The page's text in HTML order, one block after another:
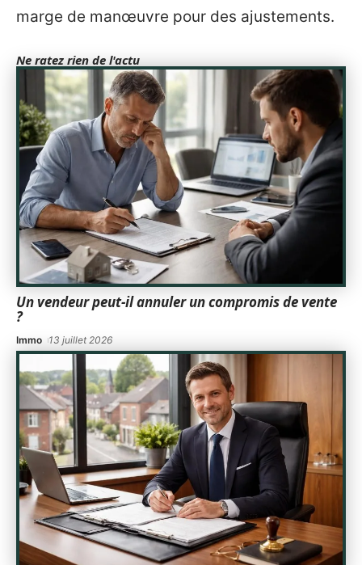
marge de manœuvre pour des ajustements.
Ne ratez rien de l'actu
Un vendeur peut-il annuler un compromis de vente
?
Immo 13 juillet 2026